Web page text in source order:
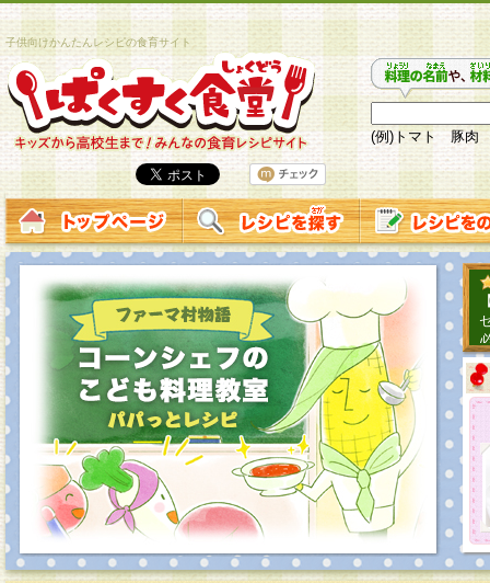
子供向けかんたんレシピの食育サイト
(例)トマト 豚肉